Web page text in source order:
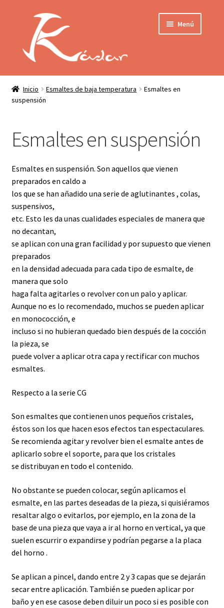
navegación
contenido
Menú
Mi cuenta
Localización
INICIO
QUIENES SOMOS
PRIVACIDAD
PRODUCTOS
el
hijo
Arcillas alta temperatura
Arcillas baja temperatura
Azulejos
Colores para porcelana
Engobes
Esmaltes y ENGOBES alta temperatura 1230-
Esmaltes de baja temperatura
Esmaltes en suspensión
Lápices/Tizas cerámicas
Material de estibado para el horno
Expandir
el
hijo
Maquinaria y Hornos
Expandir
el
Inicio Esmaltes de baja temperatura
Esmaltes en
suspensión
Esmaltes en suspensión
Esmaltes en suspensión. Son aquellos que vienen
preparados en caldo a
los que se han añadido una serie de aglutinantes , colas,
suspensivos,
etc. Esto les da unas cualidades especiales de manera que
no decantan,
se aplican con una gran facilidad y por supuesto que vienen
preparados
en la densidad adecuada para cada tipo de esmalte, de
manera que solo
haga falta agitarles o revolver con un palo y aplicar.
Aunque no es lo recomendado, muchos se pueden aplicar
en monococción, e
incluso si no hubieran quedado bien después de la cocción
la pieza, se
puede volver a aplicar otra capa y rectificar con muchos
esmaltes.
Respecto a la serie CG
Son esmaltes que contienen unos pequeños cristales,
éstos son los que hacen esos efectos tan espectaculares.
Se recomienda agitar y revolver bien el esmalte antes de
aplicarlo sobre el soporte, para que los cristales
se distribuyan en todo el contenido.
No obstante se pueden colocar, según aplicamos el
esmalte, en las partes deseadas de la pieza, si quisiéramos
resaltar algo o evitarlos, por ejemplo, en la zona de la
base de una pieza que vaya a ir al horno en vertical, ya que
suelen escurrir o expandirse y podrían pegarse a la placa
del horno .
Se aplican a pincel, dando entre 2 y 3 capas que se dejarán
secar entre aplicación. También se pueden aplicar por
baño y en ese casose deben diluir un poco si es posible con